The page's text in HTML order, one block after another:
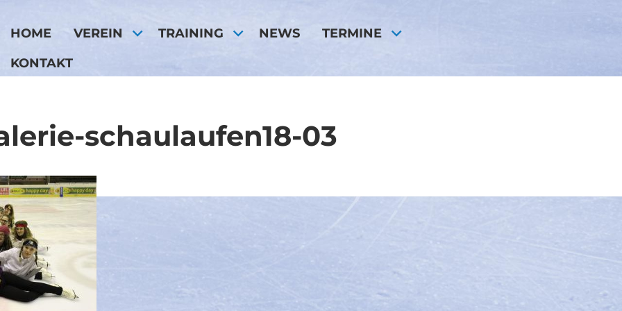
HOME VEREIN TRAINING NEWS TERMINE
KONTAKT
schaulaufen18-03